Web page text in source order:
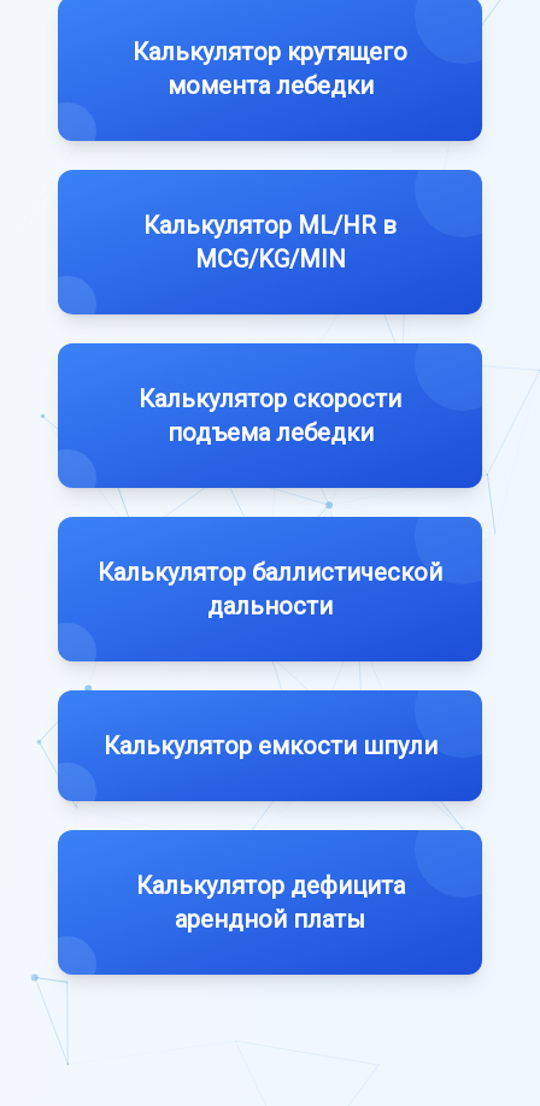
Калькулятор крутящего
момента лебедки
Калькулятор ML/HR в
MCG/KG/MIN
Калькулятор скорости
подъема лебедки
Калькулятор баллистической
дальности
Калькулятор емкости шпули
Калькулятор дефицита
арендной платы